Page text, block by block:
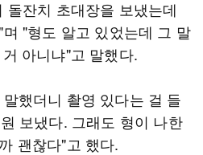
돌잔치 초대장을 보냈는데
"형도 알고 있었는데 그 말
아니냐"고 말했다.
했더니 촬영 있다는 걸 들
보냈다. 그래도 형이 나한
괜찮다"고 했다.